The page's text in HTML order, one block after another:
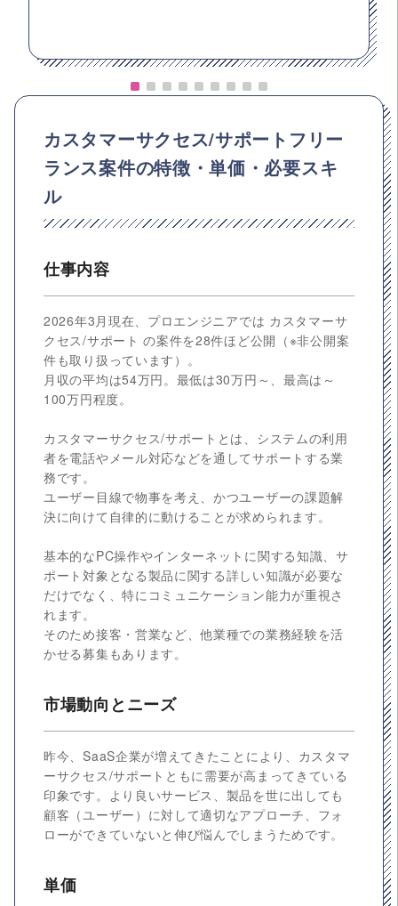
カスタマーサクセス/サポートフリー
ランス案件の特徴・単価・必要スキ
ル
仕事内容
2026年3月現在、プロエンジニアでは カスタマーサ
クセス/サポート の案件を28件ほど公開（※非公開案
件も取り扱っています）。
月収の平均は54万円。最低は30万円～、最高は～
100万円程度。
カスタマーサクセス/サポートとは、システムの利用
者を電話やメール対応などを通してサポートする業
務です。
ユーザー目線で物事を考え、かつユーザーの課題解
決に向けて自律的に動けることが求められます。
基本的なPC操作やインターネットに関する知識、サ
ポート対象となる製品に関する詳しい知識が必要な
だけでなく、特にコミュニケーション能力が重視さ
れます。
そのため接客・営業など、他業種での業務経験を活
かせる募集もあります。
市場動向とニーズ
昨今、SaaS企業が増えてきたことにより、カスタマ
ーサクセス/サポートともに需要が高まってきている
印象です。より良いサービス、製品を世に出しても
顧客（ユーザー）に対して適切なアプローチ、フォ
ローができていないと伸び悩んでしまうためです。
単価